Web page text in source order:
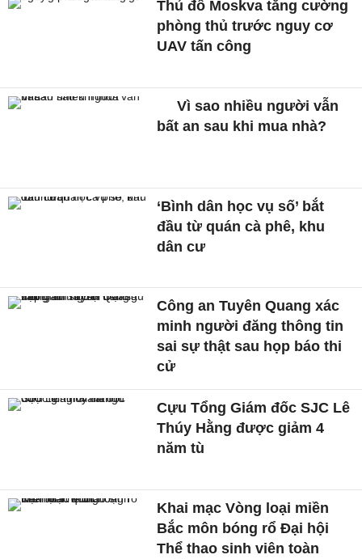
Thủ đô Moskva tăng cường
phòng thủ trước nguy cơ
UAV tấn công
Vì sao nhiều người vẫn
bất an sau khi mua nhà?
‘Bình dân học vụ số’ bắt
đầu từ quán cà phê, khu
dân cư
Công an Tuyên Quang xác
minh người đăng thông tin
sai sự thật sau họp báo thi
cử
Cựu Tổng Giám đốc SJC Lê
Thúy Hằng được giảm 4
năm tù
Khai mạc Vòng loại miền
Bắc môn bóng rổ Đại hội
Thể thao sinh viên toàn